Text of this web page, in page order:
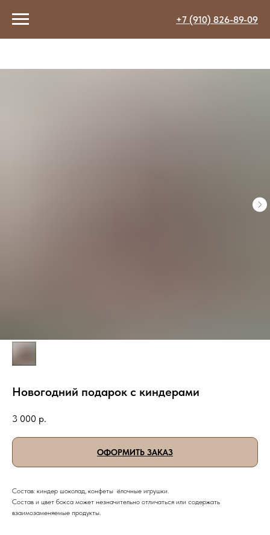
+7 (910) 826-89-09
Новогодний подарок с киндерами
3 000 р.
ОФОРМИТЬ ЗАКАЗ
Состав: киндер шоколад, конфеты ёлочные игрушки.
Состав и цвет бокса может незначительно отличаться или содержать
взаимозаменяемые продукты.